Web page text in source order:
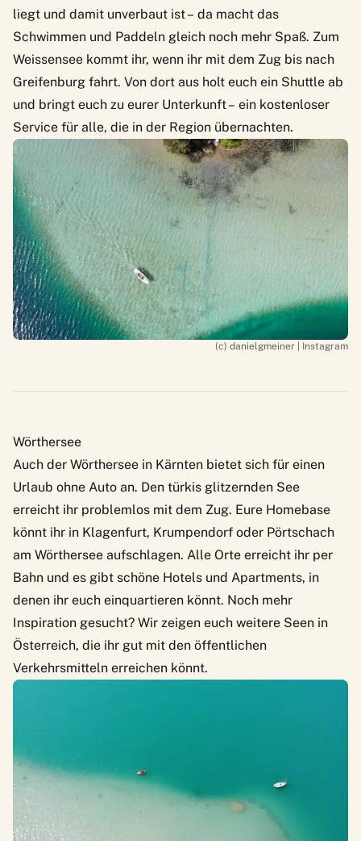
liegt und damit unverbaut ist – da macht das
Schwimmen und Paddeln gleich noch mehr Spaß. Zum
Weissensee kommt ihr, wenn ihr mit dem Zug bis nach
Greifenburg fahrt. Von dort aus holt euch ein Shuttle ab
und bringt euch zu eurer Unterkunft – ein kostenloser
Service für alle, die in der Region übernachten.
(c) danielgmeiner | Instagram
Wörthersee
Auch der Wörthersee in Kärnten bietet sich für einen
Urlaub ohne Auto an. Den türkis glitzernden See
erreicht ihr problemlos mit dem Zug. Eure Homebase
könnt ihr in Klagenfurt, Krumpendorf oder Pörtschach
am Wörthersee aufschlagen. Alle Orte erreicht ihr per
Bahn und es gibt schöne Hotels und Apartments, in
denen ihr euch einquartieren könnt. Noch mehr
Inspiration gesucht? Wir zeigen euch weitere Seen in
Österreich, die ihr gut mit den öffentlichen
Verkehrsmitteln erreichen könnt.